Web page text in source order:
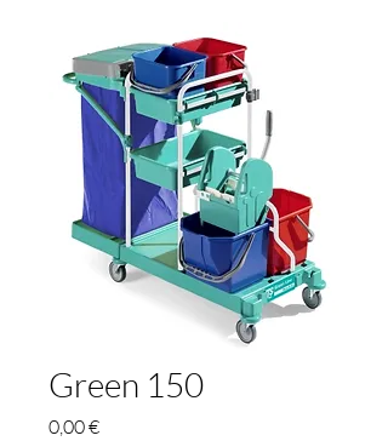
Green 150
0,00 €Prezzo